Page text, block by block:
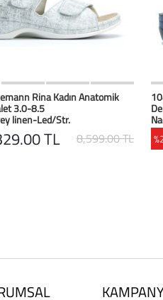
BAK Favorilerim
Rina Kadın Anatomik
3.0-8.5
linen-Led/Str.
TL 8,599.00 TL